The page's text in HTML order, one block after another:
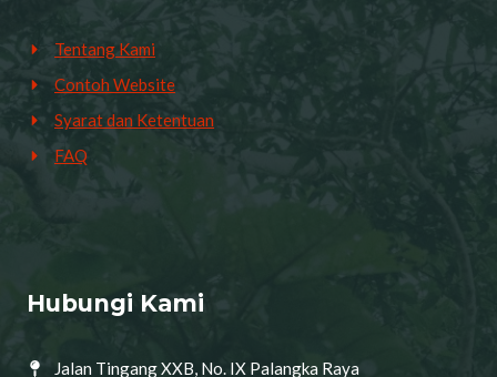
Tentang Kami
Contoh Website
Syarat dan Ketentuan
FAQ
Hubungi Kami
Jalan Tingang XXB, No. IX Palangka Raya